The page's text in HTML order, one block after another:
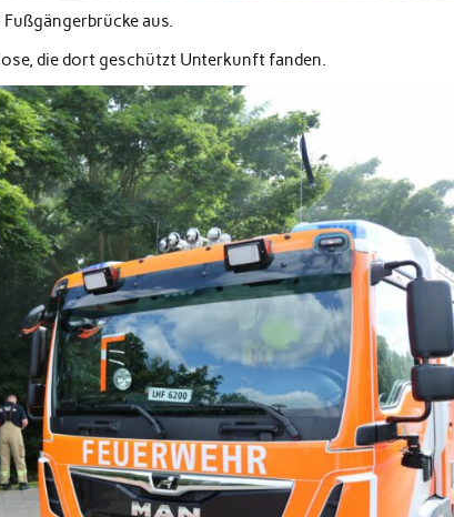
aus.
die dort geschützt Unterkunft fanden.